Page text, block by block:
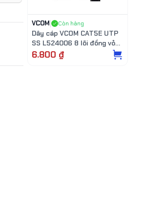
VCOM Còn hàng
Dây cáp VCOM CAT5E UTP
SS L524006 8 lõi đồng vỏ
màu đen dây gia cường
6.800 ₫